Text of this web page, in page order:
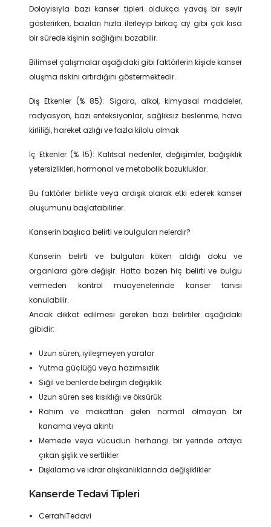
Dolayısıyla bazı kanser tipleri oldukça yavaş bir seyir
gösterirken, bazıları hızla ilerleyip birkaç ay gibi çok kısa
bir sürede kişinin sağlığını bozabilir.
Bilimsel çalışmalar aşağıdaki gibi faktörlerin kişide kanser
oluşma riskini artırdığını göstermektedir.
Dış Etkenler (% 85): Sigara, alkol, kimyasal maddeler,
radyasyon, bazı enfeksiyonlar, sağlıksız beslenme, hava
kirliliği, hareket azlığı ve fazla kilolu olmak
İç Etkenler (% 15): Kalıtsal nedenler, değişimler, bağışıklık
yetersizlikleri, hormonal ve metabolik bozukluklar.
Bu faktörler birlikte veya ardışık olarak etki ederek kanser
oluşumunu başlatabilirler.
Kanserin başlıca belirti ve bulguları nelerdir?
Kanserin belirti ve bulguları köken aldığı doku ve
organlara göre değişir. Hatta bazen hiç belirti ve bulgu
vermeden kontrol muayenelerinde kanser tanısı
konulabilir.
Ancak dikkat edilmesi gereken bazı belirtiler aşağıdaki
gibidir:
Uzun süren, iyileşmeyen yaralar
Yutma güçlüğü veya hazımsızlık
Siğil ve benlerde belirgin değişiklik
Uzun süren ses kısıklığı ve öksürük
Rahim ve makattan gelen normal olmayan bir
kanama veya akıntı
Memede veya vücudun herhangi bir yerinde ortaya
çıkan şişlik ve sertlikler
Dışkılama ve idrar alışkanlıklarında değişiklikler
Kanserde Tedavi Tipleri
CerrahiTedavi